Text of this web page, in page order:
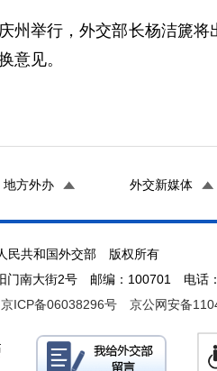
举行，外交部长杨洁篪将
意见。
地方外办 外交新媒体
民共和国外交部 版权所有
门南大街2号 邮编：100701 电话
京ICP备06038296号 京公网安备